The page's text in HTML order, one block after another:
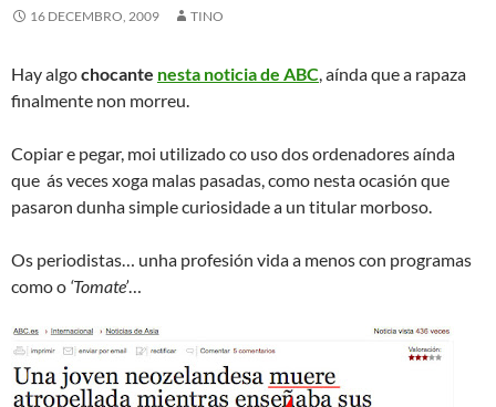
16 DECEMBRO, 2009 TINO
Hay algochocante nesta noticia de ABC, aínda que a rapaza
finalmente non morreu.
Copiar e pegar, moi utilizado co uso dos ordenadores aínda
que ás veces xoga malas pasadas, como nesta ocasión que
pasaron dunha simple curiosidade a un titular morboso.
Os periodistas… unha profesión vida a menos con programas
como o ‘Tomate’…